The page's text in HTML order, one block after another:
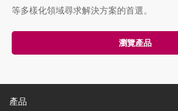
等多樣化領域尋求解決方案的首選。
瀏覽產品
產品